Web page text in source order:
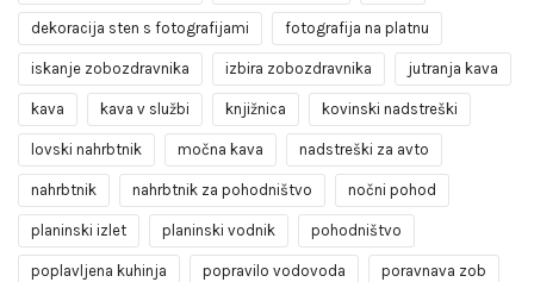
dekoracija sten s fotografijami fotografija na platnu
iskanje zobozdravnika izbira zobozdravnika jutranja kava
kava kava v službi knjižnica kovinski nadstreški
lovski nahrbtnik močna kava nadstreški za avto
nahrbtnik nahrbtnik za pohodništvo nočni pohod
planinski izlet planinski vodnik pohodništvo
poplavljena kuhinja popravilo vodovoda poravnava zob